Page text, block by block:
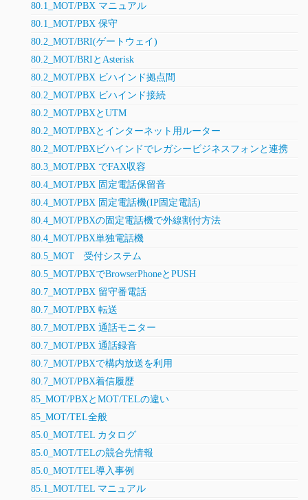
80.1_MOT/PBX マニュアル
80.1_MOT/PBX 保守
80.2_MOT/BRI(ゲートウェイ)
80.2_MOT/BRIとAsterisk
80.2_MOT/PBX ビハインド拠点間
80.2_MOT/PBX ビハインド接続
80.2_MOT/PBXとUTM
80.2_MOT/PBXとインターネット用ルーター
80.2_MOT/PBXビハインドでレガシービジネスフォンと連携
80.3_MOT/PBX でFAX収容
80.4_MOT/PBX 固定電話保留音
80.4_MOT/PBX 固定電話機(IP固定電話)
80.4_MOT/PBXの固定電話機で外線割付方法
80.4_MOT/PBX単独電話機
80.5_MOT 受付システム
80.5_MOT/PBXでBrowserPhoneとPUSH
80.7_MOT/PBX 留守番電話
80.7_MOT/PBX 転送
80.7_MOT/PBX 通話モニター
80.7_MOT/PBX 通話録音
80.7_MOT/PBXで構内放送を利用
80.7_MOT/PBX着信履歴
85_MOT/PBXとMOT/TELの違い
85_MOT/TEL全般
85.0_MOT/TEL カタログ
85.0_MOT/TELの競合先情報
85.0_MOT/TEL導入事例
85.1_MOT/TEL マニュアル